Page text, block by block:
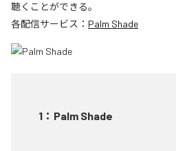
聴くことができる。
各配信サービス： Palm Shade
1 ： Palm Shade